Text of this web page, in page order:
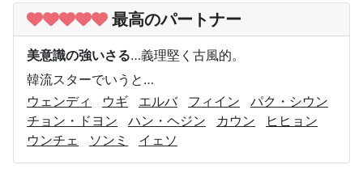
最高のパートナー
美意識の強いさる…義理堅く古風的。
韓流スターでいうと…
ウェンディ
ウギ エルバ フィイン
パク・シウン
チョン・ドヨン
ハン・ヘジン カウン
ヒヒョン
ウンチェ
ソンミ イェソ